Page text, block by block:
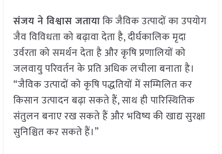
संजय ने विश्वास जतायाकि जैविक उत्पादों का उपयोग
जैव विविधता को बढ़ावा देता है, दीर्घकालिक मृदा
उर्वरता को समर्थन देता है और कृषि प्रणालियों को
जलवायु परिवर्तन के प्रति अधिक लचीला बनाता है।
“जैविक उत्पादों को कृषि पद्धतियों में सम्मिलित कर
किसान उत्पादन बढ़ा सकते हैं, साथ ही पारिस्थितिक
संतुलन बनाए रख सकते हैं और भविष्य की खाद्य सुरक्षा
सुनिश्चित कर सकते हैं।”